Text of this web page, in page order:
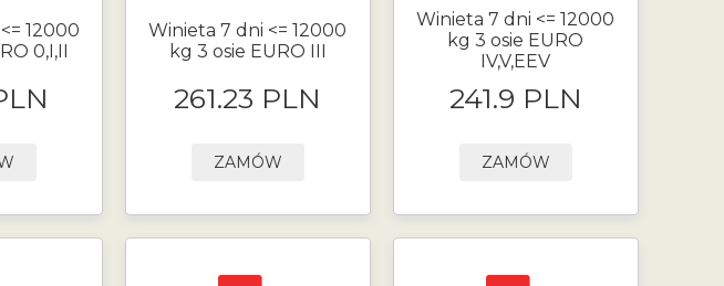
12000
0,I,II
Winieta 7 dni <= 12000
kg 3 osie EURO III
261.23 PLN
ZAMÓW
Winieta 7 dni <= 12000
kg 3 osie EURO
IV,V,EEV
241.9 PLN
ZAMÓW